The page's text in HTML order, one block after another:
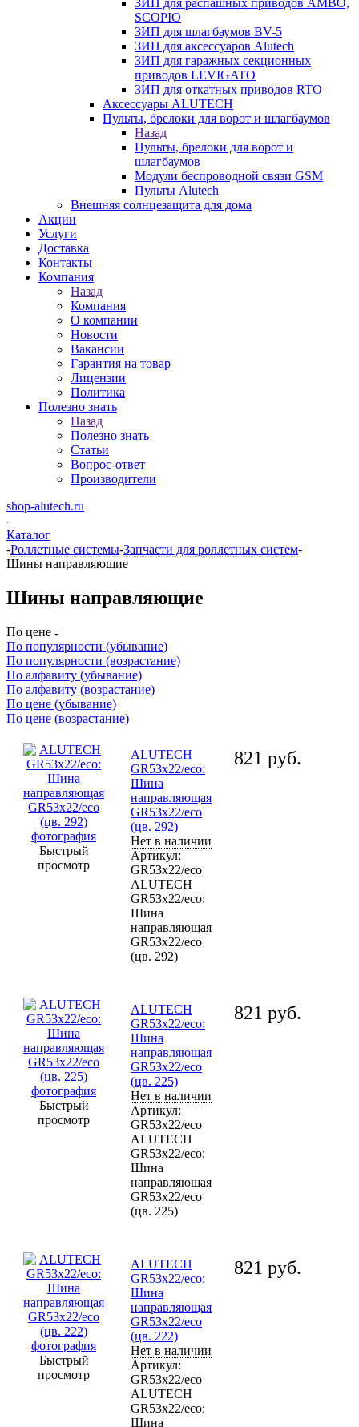
ЗИП для распашных приводов AMBO,
SCOPIO
ЗИП для шлагбаумов BV-5
ЗИП для аксессуаров Alutech
ЗИП для гаражных секционных
приводов LEVIGATO
ЗИП для откатных приводов RTO
Аксессуары ALUTECH
Пульты, брелоки для ворот и шлагбаумов
Назад
Пульты, брелоки для ворот и
шлагбаумов
Модули беспроводной связи GSM
Пульты Alutech
Внешняя солнцезащита для дома
Акции
Услуги
Доставка
Контакты
Компания
Назад
Компания
О компании
Новости
Вакансии
Гарантия на товар
Лицензии
Политика
Полезно знать
Назад
Полезно знать
Статьи
Вопрос-ответ
Производители
shop-alutech.ru
-
Каталог
-Роллетные системы-Запчасти для роллетных систем-
Шины направляющие
Шины направляющие
По цене
По популярности (убывание)
По популярности (возрастание)
По алфавиту (убывание)
По алфавиту (возрастание)
По цене (убывание)
По цене (возрастание)
Быстрый
просмотр
ALUTECH
GR53x22/eco:
Шина
направляющая
GR53x22/eco
(цв. 292)
Нет в наличии
Артикул:
GR53x22/eco
ALUTECH
GR53x22/eco:
Шина
направляющая
GR53x22/eco
(цв. 292)
821 руб.
Быстрый
просмотр
ALUTECH
GR53x22/eco:
Шина
направляющая
GR53x22/eco
(цв. 225)
Нет в наличии
Артикул:
GR53x22/eco
ALUTECH
GR53x22/eco:
Шина
направляющая
GR53x22/eco
(цв. 225)
821 руб.
Быстрый
просмотр
ALUTECH
GR53x22/eco:
Шина
направляющая
GR53x22/eco
(цв. 222)
Нет в наличии
Артикул:
GR53x22/eco
ALUTECH
GR53x22/eco:
Шина
821 руб.